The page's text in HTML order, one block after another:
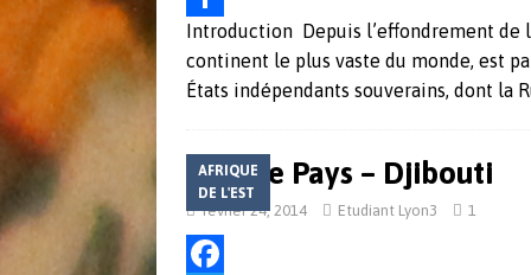
c
e
o
w
i
t
P
a
t
e
Introduction Depuis l’effondrement de
continent le plus vaste du monde, est
États indépendants souverains, dont la
AFRIQUE
DE L'EST
Fiche Pays – Djibouti
février 24, 2014 Etudiant Lyon3 1